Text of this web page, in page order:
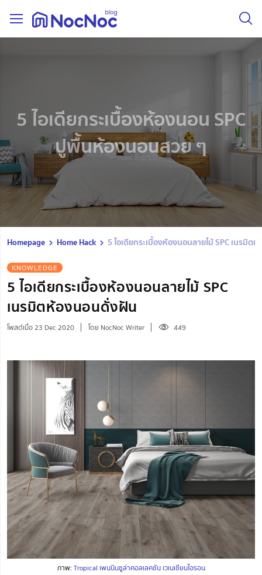
5 ไอเดียกระเบื้องห้องนอน SPC
ปูพื้นห้องนอนสวย ๆ
Homepage Home Hack 5 ไอเดียกระเบื้องห้องนอนลายไม้ SPC เนรมิ
KNOWLEDGE
5 ไอเดียกระเบื้องห้องนอนลายไม้ SPC
เนรมิตห้องนอนดั่งฝัน
โพสต์เมื่อ 23 Dec 2020 โดย NocNoc Writer 449
ภาพ:Tropical เพนนินซูล่าคอลเลคชัน เวเนเชียนไอรอน